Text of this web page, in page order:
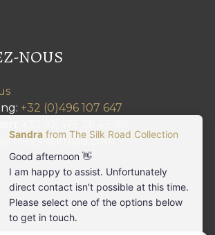
NOUS
+32 (0)496 107 647
silkroad.com